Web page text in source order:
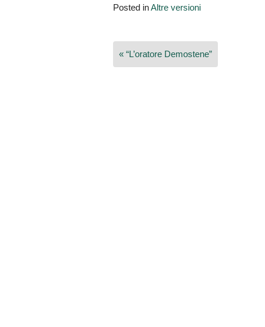
Posted inAltre versioni
Navigazione
articoli
« “L’oratore Demostene”